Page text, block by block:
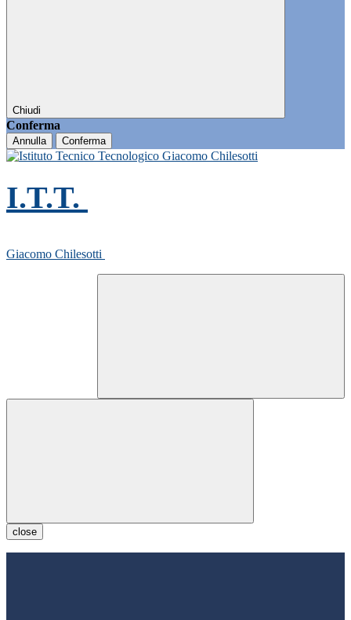
Chiudi
Conferma
Annulla Conferma
I.T.T.
Giacomo Chilesotti
close